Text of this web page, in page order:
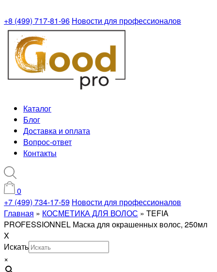
+8 (499) 717-81-96 Новости для профессионалов
Каталог
Блог
Доставка и оплата
Вопрос-ответ
Контакты
0
+7 (499) 734-17-59 Новости для профессионалов
Главная » КОСМЕТИКА ДЛЯ ВОЛОС » TEFIA
PROFESSIONNEL Маска для окрашенных волос, 250мл
X
Искать
×